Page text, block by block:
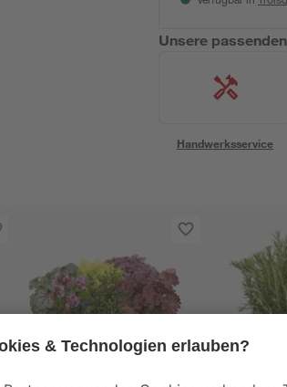
Unsere
Handwerksservice